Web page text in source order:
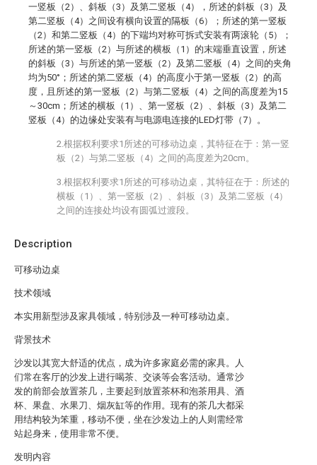
Description
可移动边桌
技术领域
本实用新型涉及家具领域，特别涉及一种可移动边桌。
背景技术
沙发以其宽大舒适的优点，成为许多家庭必需的家具。人
们常在客厅的沙发上进行喝茶、交谈等会客活动。通常沙
发的前部会放置茶几，主要起到放置茶杯和泡茶用具、酒
杯、果盘、水果刀、烟灰缸等的作用。现有的茶几大都采
用结构较为笨重，移动不便，坐在沙发边上的人则需经常
站起身来，使用非常不便。
发明内容
一竖板（2）、斜板（3）及第二竖板（4），所述的斜板（3）及
第二竖板（4）之间设有横向设置的隔板（6）；所述的第一竖板
（2）和第二竖板（4）的下端均对称可拆式安装有两滚轮（5）；
所述的第一竖板（2）与所述的横板（1）的末端垂直设置，所述
的斜板（3）与所述的第一竖板（2）及第二竖板（4）之间的夹角
均为50°；所述的第二竖板（4）的高度小于第一竖板（2）的高
度，且所述的第一竖板（2）与第二竖板（4）之间的高度差为15
～30cm；所述的横板（1）、第一竖板（2）、斜板（3）及第二
竖板（4）的边缘处安装有与电源电连接的LED灯带（7）。
2.根据权利要求1所述的可移动边桌，其特征在于：第一竖
板（2）与第二竖板（4）之间的高度差为20cm。
3.根据权利要求1所述的可移动边桌，其特征在于：所述的
横板（1）、第一竖板（2）、斜板（3）及第二竖板（4）
之间的连接处均设有圆弧过渡段。